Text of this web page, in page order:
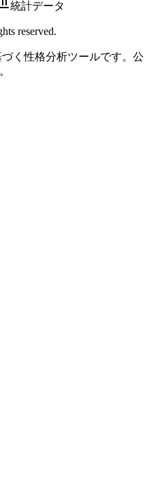
統計データ
reserved.
く性格分析ツールです。公